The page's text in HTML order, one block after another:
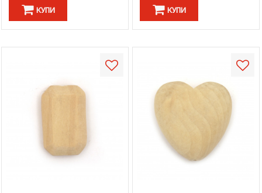
КУПИ КУПИ